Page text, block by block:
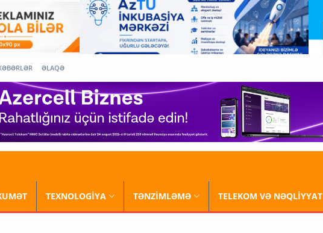
ƏLAQƏ
TEXNOLOGİYA TƏNZİMLƏMƏ TELEKOM VƏ NƏQLİYYAT